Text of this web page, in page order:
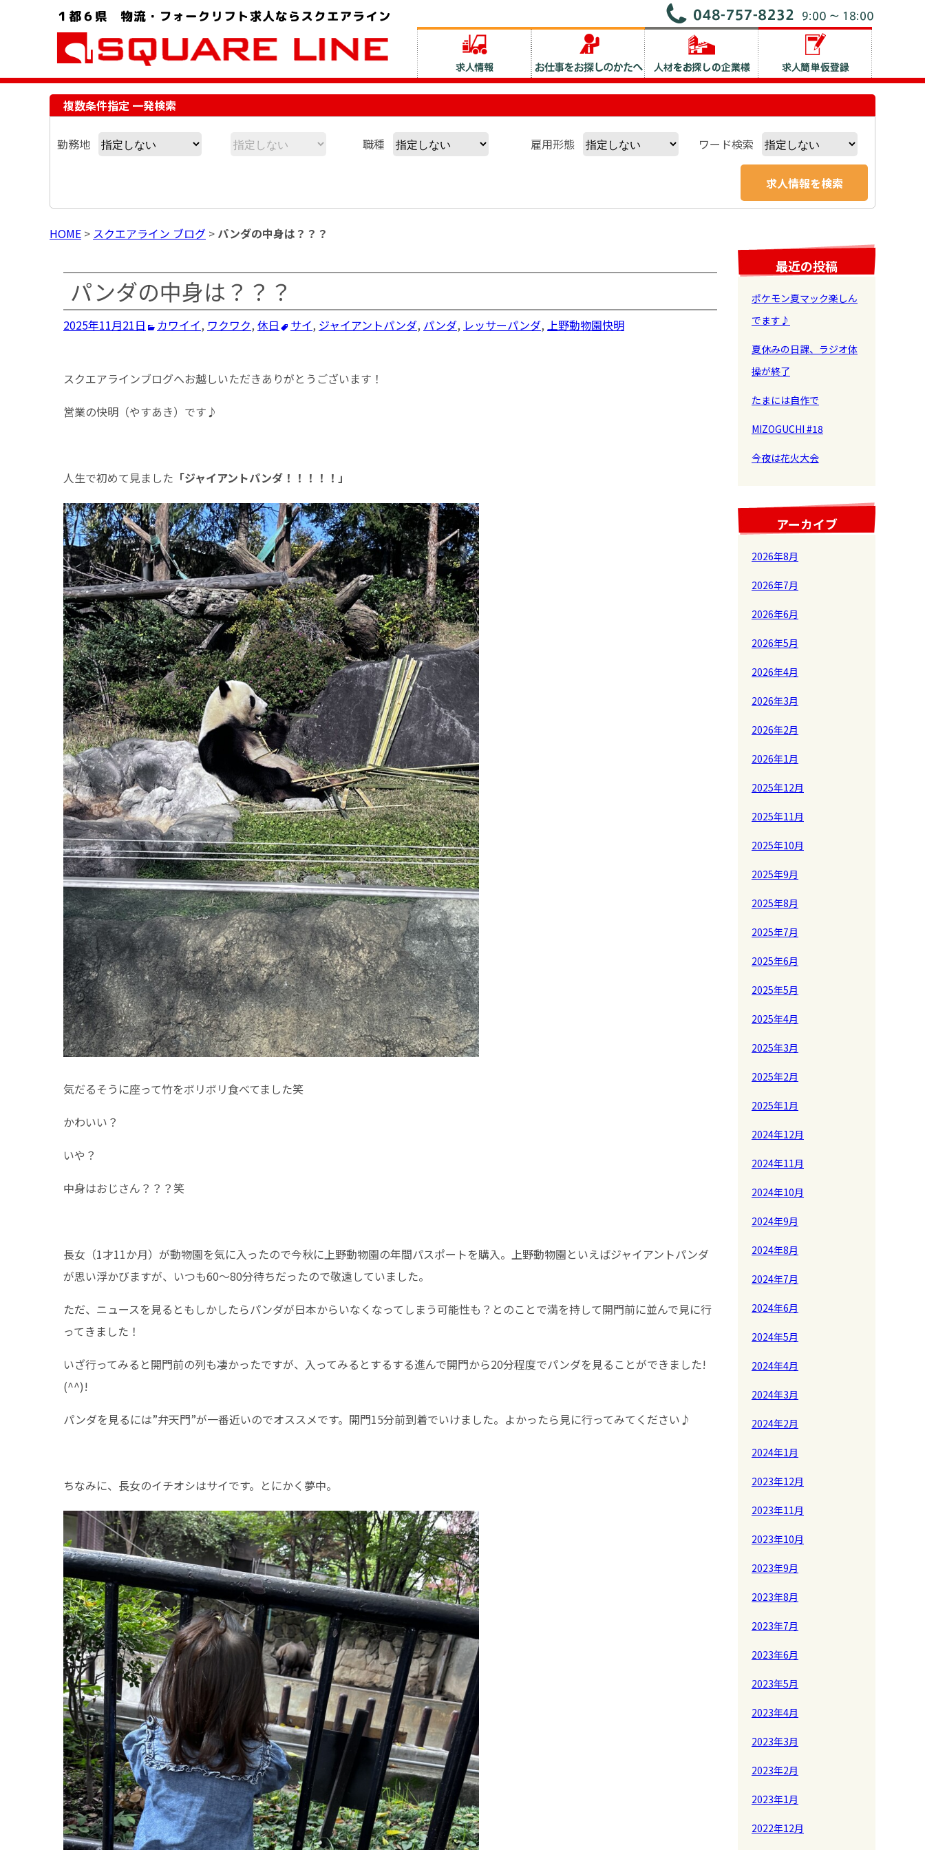
お問い合わせ電話番号：048-757-8232 受付時間 9:00 ～ 18:00
複数条件指定 一発検索
勤務地 職種 雇用形態 ワード検索
HOME > スクエアライン ブログ > パンダの中身は？？？
パンダの中身は？？？
2025年11月21日 カワイイ, ワクワク, 休日 サイ, ジャイアントパンダ, パンダ, レッサーパンダ, 上野動物園快明
スクエアラインブログへお越しいただきありがとうございます！
営業の快明（やすあき）です♪
人生で初めて見ました 「ジャイアントパンダ！！！！！」
気だるそうに座って竹をボリボリ食べてました笑
かわいい？
いや？
中身はおじさん？？？笑
長女（1才11か月）が動物園を気に入ったので今秋に上野動物園の年間パスポートを購入。上野動物園といえばジャイアントパンダ
が思い浮かびますが、いつも60～80分待ちだったので敬遠していました。
ただ、ニュースを見るともしかしたらパンダが日本からいなくなってしまう可能性も？とのことで満を持して開門前に並んで見に行
ってきました！
いざ行ってみると開門前の列も凄かったですが、入ってみるとするする進んで開門から20分程度でパンダを見ることができました!
(^^)!
パンダを見るには”弁天門”が一番近いのでオススメです。開門15分前到着でいけました。よかったら見に行ってみてください♪
ちなみに、長女のイチオシはサイです。とにかく夢中。
最近の投稿
ポケモン夏マック楽しん
でます♪
夏休みの日課、ラジオ体
操が終了
たまには自作で
MIZOGUCHI #18
今夜は花火大会
アーカイブ
2026年8月
2026年7月
2026年6月
2026年5月
2026年4月
2026年3月
2026年2月
2026年1月
2025年12月
2025年11月
2025年10月
2025年9月
2025年8月
2025年7月
2025年6月
2025年5月
2025年4月
2025年3月
2025年2月
2025年1月
2024年12月
2024年11月
2024年10月
2024年9月
2024年8月
2024年7月
2024年6月
2024年5月
2024年4月
2024年3月
2024年2月
2024年1月
2023年12月
2023年11月
2023年10月
2023年9月
2023年8月
2023年7月
2023年6月
2023年5月
2023年4月
2023年3月
2023年2月
2023年1月
2022年12月